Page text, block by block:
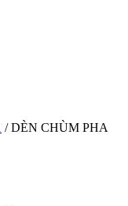
/ DÈN CHÙM PHA